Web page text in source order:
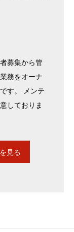
募集から管
務をオーナ
す。 メンテ
しておりま
見る